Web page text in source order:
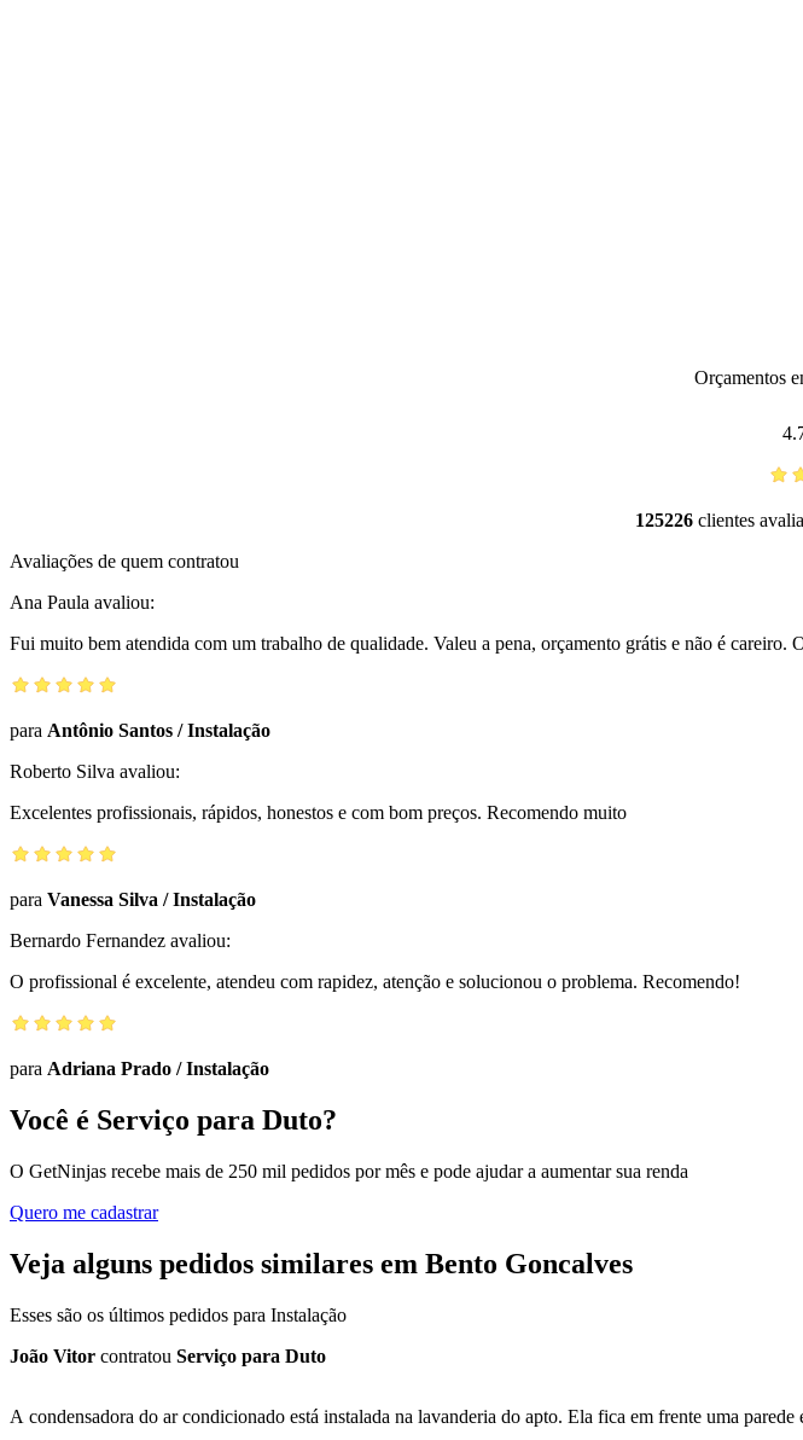
Orçamentos
125226clientes
Avaliações de quem contratou
Ana Paula avaliou:
Fui muito bem atendida com um trabalho de qualidade. Valeu a pena, orçamento grátis e não é careiro.
para Antônio Santos /Instalação
Roberto Silva avaliou:
Excelentes profissionais, rápidos, honestos e com bom preços. Recomendo muito
para Vanessa Silva /Instalação
Bernardo Fernandez avaliou:
O profissional é excelente, atendeu com rapidez, atenção e solucionou o problema. Recomendo!
para Adriana Prado /Instalação
Você é Serviço para Duto?
O GetNinjas recebe mais de 250 mil pedidos por mês e pode ajudar a aumentar sua renda
Quero me cadastrar
Veja alguns pedidos similares em Bento Goncalves
Esses são os últimos pedidos para Instalação
João Vitor contratou Serviço para Duto
A condensadora do ar condicionado está instalada na lavanderia do apto. Ela fica em frente uma